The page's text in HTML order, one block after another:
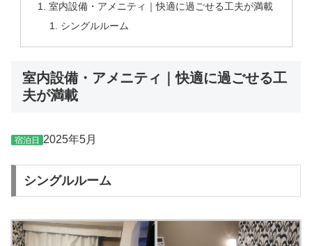
室内設備・アメニティ｜快適に過ごせる工夫が満載
シングルルーム
室内設備・アメニティ｜快適に過ごせる工
夫が満載
宿泊日 2025年5月
シングルルーム